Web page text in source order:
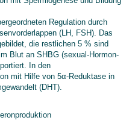
Regulation durch
(LH, FSH). Das
die restlichen 5 % sind
Blut an SHBG (sexual-Hormon-
In den
mit Hilfe von 5α-Reduktase in
(DHT).